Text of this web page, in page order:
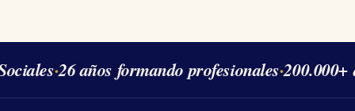
·26 años formando profesionales·200.000+